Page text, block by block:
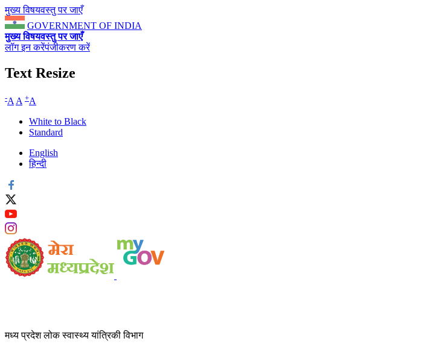
मुख्य विषयवस्तु पर जाएँ
GOVERNMENT OF INDIA
मुख्य विषयवस्तु पर जाएँ
लॉग इन करेंपंजीकरण करें
Text Resize
-A A +A
White to Black
Standard
English
हिन्दी
मध्य प्रदेश लोक स्वास्थ्य यांत्रिकी विभाग